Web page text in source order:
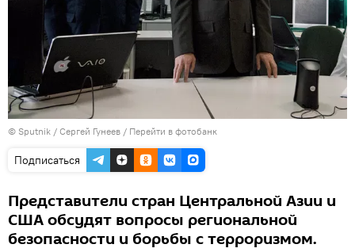
© Sputnik / Сергей Гунеев / Перейти в фотобанк
Подписаться
Представители стран Центральной Азии и
США обсудят вопросы региональной
безопасности и борьбы с терроризмом.